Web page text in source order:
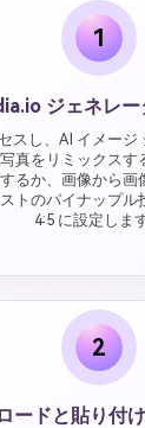
1
ジェネレー
スし、AI イメージ
真をリミックスす
るか、画像から画
トのパイナップ
4:5 に設定します
2
ードと貼り付